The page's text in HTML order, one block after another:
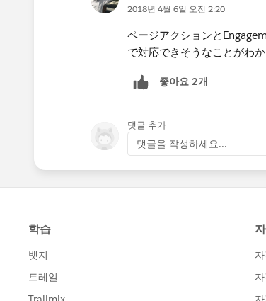
2018년 4월 6일 오전 2:20
ページアクションと
で対応できそうなことがわ
좋아요 2개
댓글 추가
댓글을 작성하세요...